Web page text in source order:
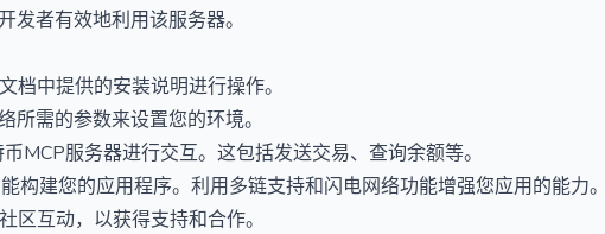
发者有效地利用该服务器。
档中提供的安装说明进行操作。
所需的参数来设置您的环境。
MCP服务器进行交互。这包括发送交易、查询余额等。
构建您的应用程序。利用多链支持和闪电网络功能增强您应用的能力。
区互动，以获得支持和合作。